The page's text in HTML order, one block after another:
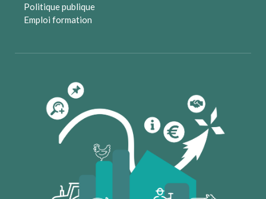
Politique publique
Emploi formation